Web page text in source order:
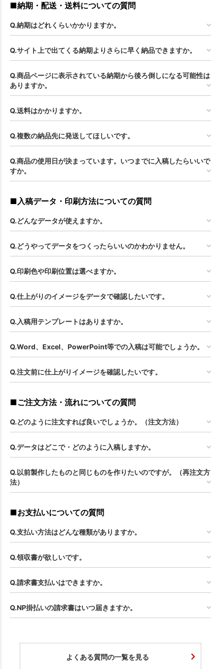
■納期・配送・送料についての質問
Q.納期はどれくらいかかりますか。
Q.サイト上で出てくる納期よりさらに早く納品できますか。
Q.商品ページに表示されている納期から後ろ倒しになる可能性は
ありますか。
Q.送料はかかりますか。
Q.複数の納品先に発送してほしいです。
Q.商品の使用日が決まっています。いつまでに入稿したらいいで
すか。
■入稿データ・印刷方法についての質問
Q.どんなデータが使えますか。
Q.どうやってデータをつくったらいいのかわかりません。
Q.印刷色や印刷位置は選べますか。
Q.仕上がりのイメージをデータで確認したいです。
Q.入稿用テンプレートはありますか。
Q.Word、Excel、PowerPoint等での入稿は可能でしょうか。
Q.注文前に仕上がりイメージを確認したいです。
■ご注文方法・流れについての質問
Q.どのように注文すれば良いでしょうか。（注文方法）
Q.データはどこで・どのように入稿しますか。
Q.以前製作したものと同じものを作りたいのですが。（再注文方
法）
■お支払いについての質問
Q.支払い方法はどんな種類がありますか。
Q.領収書が欲しいです。
Q.請求書支払いはできますか。
Q.NP掛払いの請求書はいつ届きますか。
よくある質問の一覧を見る